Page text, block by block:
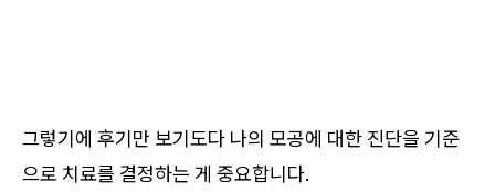
그렇기에 후기만 보기도다 나의 모공에 대한 진단을 기준
으로 치료를 결정하는 게 중요합니다.